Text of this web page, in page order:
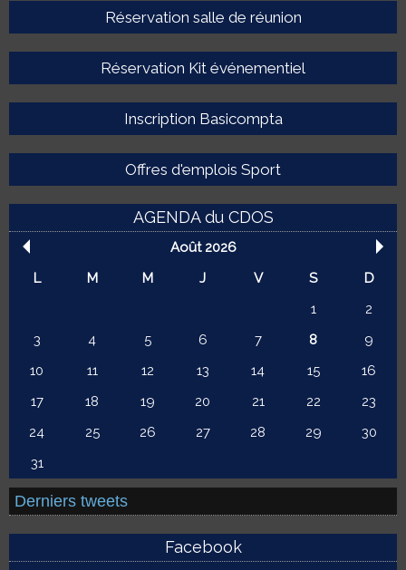
Réservation salle de réunion
Réservation Kit événementiel
Inscription Basicompta
Offres d'emplois Sport
AGENDA du CDOS
Août 2026
L
M M J V S
D
1
2
3
4 5 6 7 8
9
10
11 12 13 14 15
16
17
18 19 20 21 22
23
24
25 26 27 28 29
30
31
Derniers tweets
Facebook